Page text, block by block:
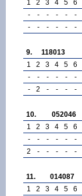
1
2 3 4 5 6
-
- - - - -
-
- - - - -
9. 118013
1
2 3 4 5 6
-
- - - - -
-
2 - - - -
10. 052046
1
2 3 4 5 6
-
- - - - -
2
- - - - -
11. 014087
1
2 3 4 5 6